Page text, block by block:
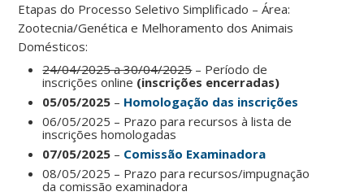
Etapas do Processo Seletivo Simplificado – Área:
Zootecnia/Genética e Melhoramento dos Animais
Domésticos:
24/04/2025 a 30/04/2025– Período de
inscrições online (inscrições encerradas)
05/05/2025 – Homologação das inscrições
06/05/2025 – Prazo para recursos à lista de
inscrições homologadas
07/05/2025 – Comissão Examinadora
08/05/2025 – Prazo para recursos/impugnação
da comissão examinadora